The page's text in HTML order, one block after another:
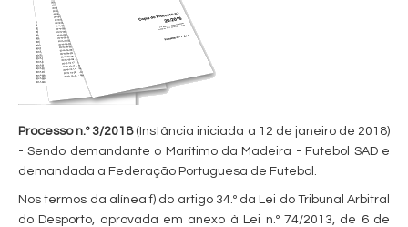
Processo n.º 3/2018(Instância iniciada a 12 de janeiro de 2018)
- Sendo demandante o Marítimo da Madeira - Futebol SAD e
demandada a Federação Portuguesa de Futebol.
Nos termos da alínea f) do artigo 34.º da Lei do Tribunal Arbitral
do Desporto, aprovada em anexo à Lei n.º 74/2013, de 6 de